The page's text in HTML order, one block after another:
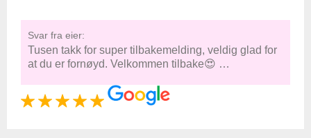
Svar fra eier:
Tusen takk for super tilbakemelding, veldig glad for
at du er fornøyd. Velkommen tilbake😍 …